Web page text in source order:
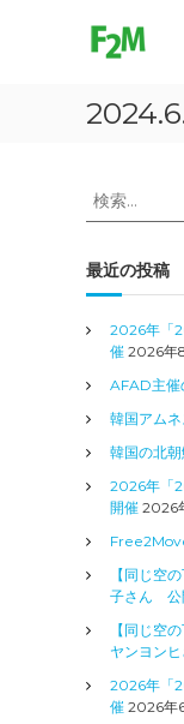
e
2
v
検
索
象
:
最近の投稿
2026年「
催 2026年
AFAD主催
韓国アム
韓国の北
2026年「
開催 2026
【同じ空
子さん 公
【同じ空
ヤンヨン
2026年「
催 2026年